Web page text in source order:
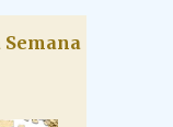
Semana